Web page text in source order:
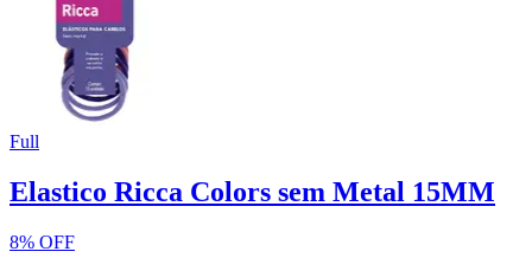
Full
Elastico Ricca Colors sem Metal 15MM
8% OFF